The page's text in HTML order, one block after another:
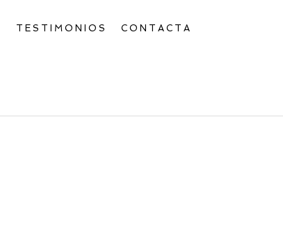
TESTIMONIOS CONTACTA